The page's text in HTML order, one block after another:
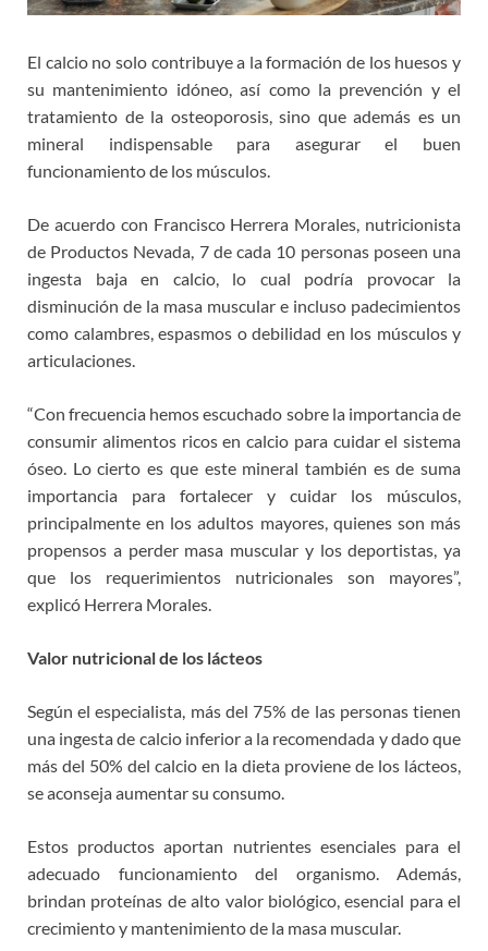
El calcio no solo contribuye a la formación de los huesos y
su mantenimiento idóneo, así como la prevención y el
tratamiento de la osteoporosis, sino que además es un
mineral indispensable para asegurar el buen
funcionamiento de los músculos.
De acuerdo con Francisco Herrera Morales, nutricionista
de Productos Nevada, 7 de cada 10 personas poseen una
ingesta baja en calcio, lo cual podría provocar la
disminución de la masa muscular e incluso padecimientos
como calambres, espasmos o debilidad en los músculos y
articulaciones.
“Con frecuencia hemos escuchado sobre la importancia de
consumir alimentos ricos en calcio para cuidar el sistema
óseo. Lo cierto es que este mineral también es de suma
importancia para fortalecer y cuidar los músculos,
principalmente en los adultos mayores, quienes son más
propensos a perder masa muscular y los deportistas, ya
que los requerimientos nutricionales son mayores”,
explicó Herrera Morales.
Valor nutricional de los lácteos
Según el especialista, más del 75% de las personas tienen
una ingesta de calcio inferior a la recomendada y dado que
más del 50% del calcio en la dieta proviene de los lácteos,
se aconseja aumentar su consumo.
Estos productos aportan nutrientes esenciales para el
adecuado funcionamiento del organismo. Además,
brindan proteínas de alto valor biológico, esencial para el
crecimiento y mantenimiento de la masa muscular.